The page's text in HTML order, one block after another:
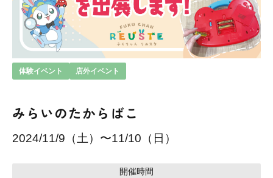
体験イベント 店外イベント
みらいのたからばこ
2024/11/9（土）〜11/10（日）
開催時間